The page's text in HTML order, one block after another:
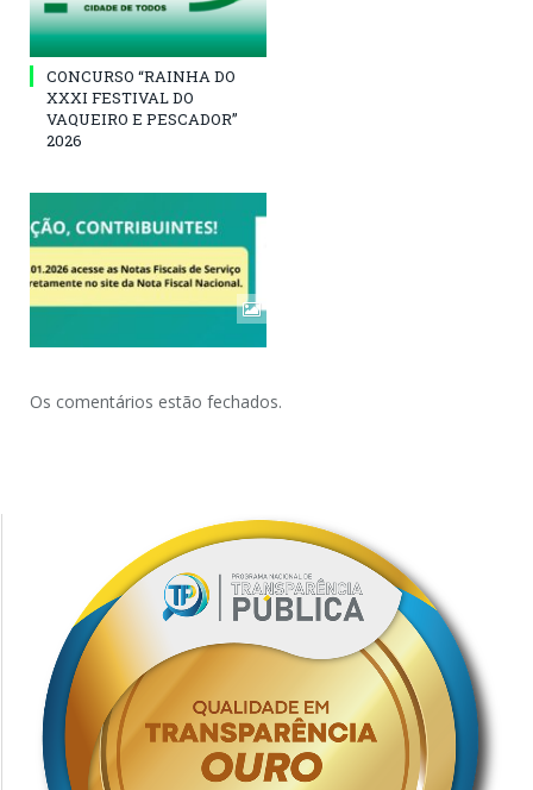
CONCURSO “RAINHA DO
XXXI FESTIVAL DO
VAQUEIRO E PESCADOR”
2026
Os comentários estão fechados.